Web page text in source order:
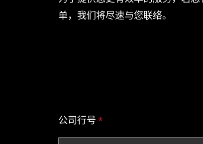
单，我们将尽速与您联络。
公司行号 *